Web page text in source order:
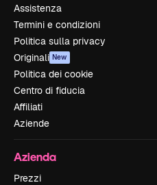
Assistenza
Termini e condizioni
Politica sulla privacy
Originali New
Politica dei cookie
Centro di fiducia
Affiliati
Aziende
Azienda
Prezzi